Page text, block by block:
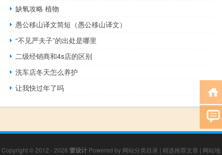
缺氧攻略 植物
愚公移山译文简短（愚公移山译文）
“不见严夫子”的出处是哪里
二级经销商和4s店的区别
洗车店冬天怎么养护
让我快过年了吗
Copyright © 2012 - 2026 雷设计 Powered by 网站分类目录 | 精选推荐文章 | 网站地